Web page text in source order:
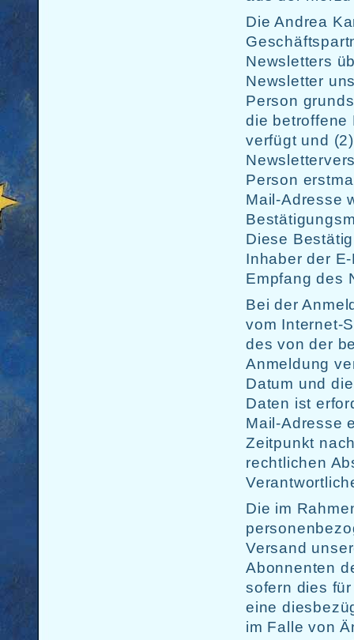
Die Andrea
Newsletters
Newsletter
Person
die betroffene
verfügt und
Person
Mail-Adresse
Diese
Inhaber der
Empfang des
Bei der
vom Internet-
des von der
Anmeldung
Datum und
Daten ist
Mail-Adresse
Zeitpunkt
rechtlichen
Die im
Versand
Abonnenten
sofern dies
eine
im Falle von